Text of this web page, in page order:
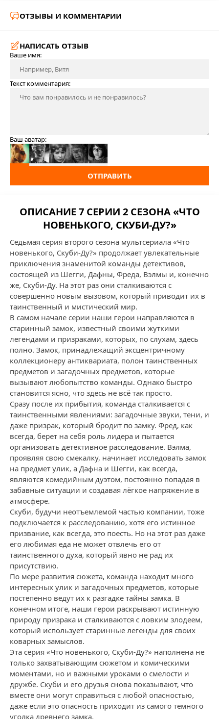
ОТЗЫВЫ И КОММЕНТАРИИ
НАПИСАТЬ ОТЗЫВ
Ваше имя:
Текст комментария:
Ваш аватар:
ОТПРАВИТЬ
ОПИСАНИЕ 7 СЕРИИ 2 СЕЗОНА «ЧТО
НОВЕНЬКОГО, СКУБИ-ДУ?»
Седьмая серия второго сезона мультсериала «Что
новенького, Скуби-Ду?» продолжает увлекательные
приключения знаменитой команды детективов,
состоящей из Шегги, Дафны, Фреда, Вэлмы и, конечно
же, Скуби-Ду. На этот раз они сталкиваются с
совершенно новым вызовом, который приводит их в
таинственный и мистический мир.
В самом начале серии наши герои направляются в
старинный замок, известный своими жуткими
легендами и призраками, которых, по слухам, здесь
полно. Замок, принадлежащий эксцентричному
коллекционеру антиквариата, полон таинственных
предметов и загадочных предметов, которые
вызывают любопытство команды. Однако быстро
становится ясно, что здесь не всё так просто.
Сразу после их прибытия, команда сталкивается с
таинственными явлениями: загадочные звуки, тени, и
даже призрак, который бродит по замку. Фред, как
всегда, берет на себя роль лидера и пытается
организовать детективное расследование. Вэлма,
проявляя свою смекалку, начинает исследовать замок
на предмет улик, а Дафна и Шегги, как всегда,
являются комедийным дуэтом, постоянно попадая в
забавные ситуации и создавая лёгкое напряжение в
атмосфере.
Скуби, будучи неотъемлемой частью компании, тоже
подключается к расследованию, хотя его истинное
призвание, как всегда, это поесть. Но на этот раз даже
его любимая еда не может отвлечь его от
таинственного духа, который явно не рад их
присутствию.
По мере развития сюжета, команда находит много
интересных улик и загадочных предметов, которые
постепенно ведут их к разгадке тайны замка. В
конечном итоге, наши герои раскрывают истинную
природу призрака и сталкиваются с ловким злодеем,
который использует старинные легенды для своих
коварных замыслов.
Эта серия «Что новенького, Скуби-Ду?» наполнена не
только захватывающим сюжетом и комическими
моментами, но и важными уроками о смелости и
дружбе. Скуби и его друзья снова показывают, что
вместе они могут справиться с любой опасностью,
даже если это опасность приходит из самого темного
уголка древнего замка.